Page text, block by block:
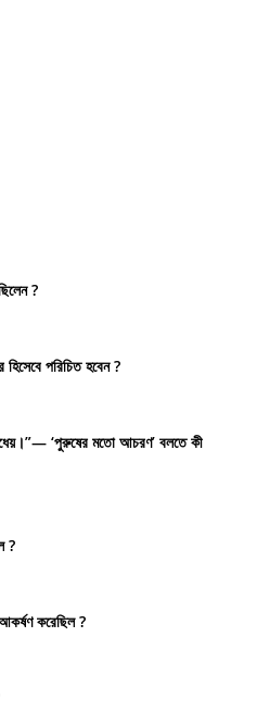
?
পরিচিত হবেন ?
‘পুরুষের মতো আচরণ’ বলতে কী
?
করেছিল ?